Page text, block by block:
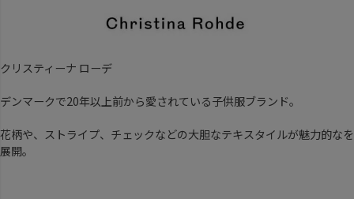
クリスティーナ ローデ
デンマークで20年以上前から愛されている子供服ブランド。
花柄や、ストライプ、チェックなどの大胆なテキスタイルが魅力的なを
展開。